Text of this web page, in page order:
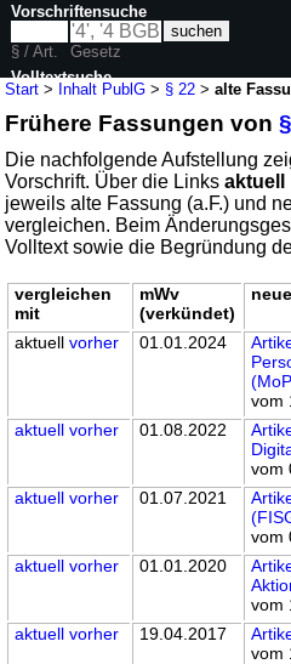
Start > Inhalt PublG > § 22 >alte
Frühere Fassungen von
Die nachfolgende Aufstellung
Vorschrift. Über die Linksaktuell
jeweils alte Fassung (a.F.) und
vergleichen. Beim
Volltext sowie die Begründung
vergleichen
mit
mWv
(verkündet)
aktuellvorher 01.01.2024
vom
aktuell vorher 01.08.2022
vom
aktuell vorher 01.07.2021
vom
aktuell vorher 01.01.2020
vom
aktuell vorher 19.04.2017
vom
Vorschriftensuche
§ / Art.
Gesetz
Volltextsuche
nur in PublG